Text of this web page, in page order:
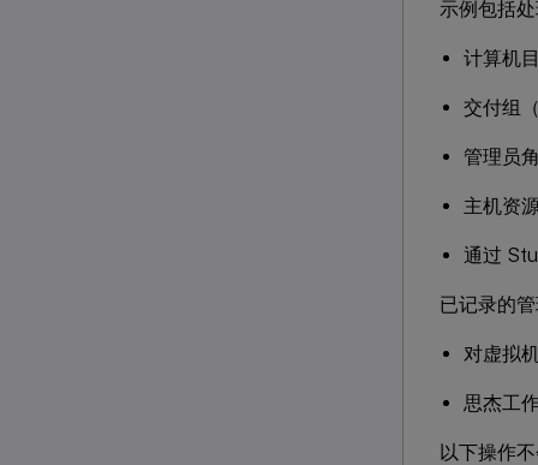
示例包括
计算机
交付组
管理员
主机资
通过
已记录的
对虚拟
思杰工
以下操作